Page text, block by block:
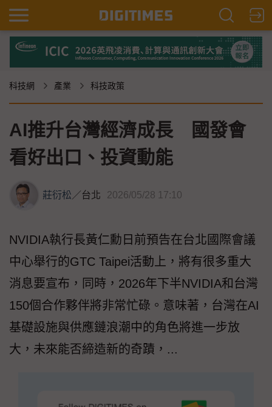
科技網 產業 科技政策
AI推升台灣經濟成長 國發會
看好出口、投資動能
莊衍松／台北 2026/05/28 17:10
NVIDIA執行長黃仁勳日前預告在台北國際會議
中心舉行的GTC Taipei活動上，將有很多重大
消息要宣布，同時，2026年下半NVIDIA和台灣
150個合作夥伴將非常忙碌。意味著，台灣在AI
基礎設施與供應鏈浪潮中的角色將進一步放
大，未來能否締造新的奇蹟，...